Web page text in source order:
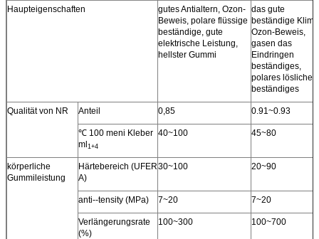
Haupteigenschaften
gutes Antialtern, Ozon-
Beweis, polare flüssige
beständige, gute
elektrische Leistung,
hellster Gummi
das gute
beständige
Ozon-Beweis,
gasen das
Eindringen
beständiges,
polares lösliches
beständiges
Qualität von NR Anteil 0,85 0.91~0.93
℃ 100 meni Kleber
ml1+4
40~100 45~80
körperliche
Gummileistung
Härtebereich (UFER
A)
30~100 20~90
anti--tensity (MPa) 7~20 7~20
Verlängerungsrate
(%)
100~300 100~700